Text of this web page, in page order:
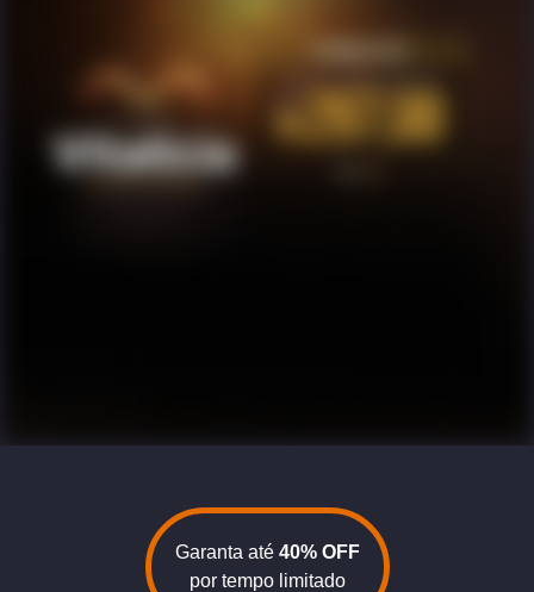
Garanta até 40% OFF
por tempo limitado